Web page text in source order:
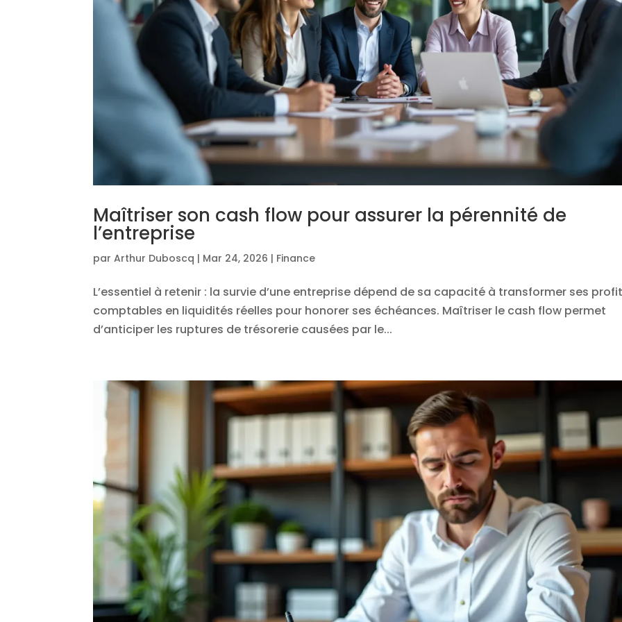
Maîtriser son cash flow pour assurer la pérennité de
l’entreprise
parArthur Duboscq | Mar 24, 2026 | Finance
L’essentiel à retenir : la survie d’une entreprise dépend de sa capacité à transformer ses
comptables en liquidités réelles pour honorer ses échéances. Maîtriser le cash flow permet
d’anticiper les ruptures de trésorerie causées par le...